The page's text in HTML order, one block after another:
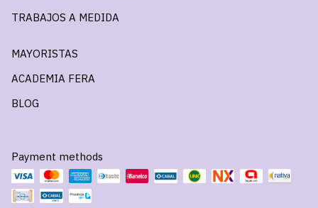
TRABAJOS A MEDIDA
MAYORISTAS
ACADEMIA FERA
BLOG
Payment methods